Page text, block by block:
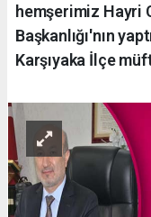
hemşerimiz Hayri
Başkanlığı'nın
Karşıyaka İlçe